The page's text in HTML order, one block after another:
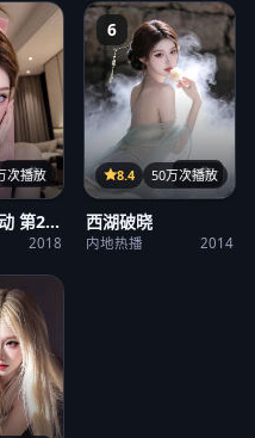
31集
次播放
第2
2018
6
36集
8.4 50万次播放
西湖破晓
内地热播 2014